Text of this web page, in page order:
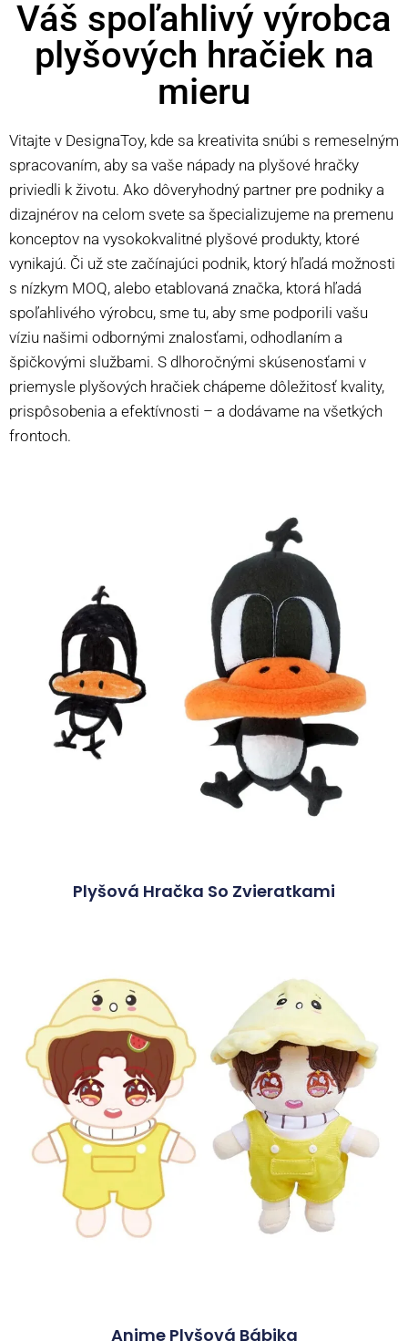
Váš spoľahlivý výrobca
plyšových hračiek na
mieru
Vitajte v DesignaToy, kde sa kreativita snúbi s remeselným
spracovaním, aby sa vaše nápady na plyšové hračky
priviedli k životu. Ako dôveryhodný partner pre podniky a
dizajnérov na celom svete sa špecializujeme na premenu
konceptov na vysokokvalitné plyšové produkty, ktoré
vynikajú. Či už ste začínajúci podnik, ktorý hľadá možnosti
s nízkym MOQ, alebo etablovaná značka, ktorá hľadá
spoľahlivého výrobcu, sme tu, aby sme podporili vašu
víziu našimi odbornými znalosťami, odhodlaním a
špičkovými službami. S dlhoročnými skúsenosťami v
priemysle plyšových hračiek chápeme dôležitosť kvality,
prispôsobenia a efektívnosti – a dodávame na všetkých
frontoch.
Plyšová Hračka So Zvieratkami
Anime Plyšová Bábika